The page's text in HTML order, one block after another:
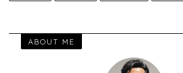
ABOUT ME